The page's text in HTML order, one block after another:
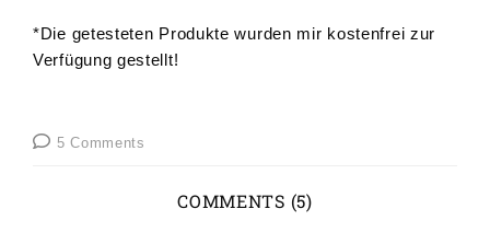
*Die getesteten Produkte wurden mir kostenfrei zur
Verfügung gestellt!
5 Comments
COMMENTS (5)